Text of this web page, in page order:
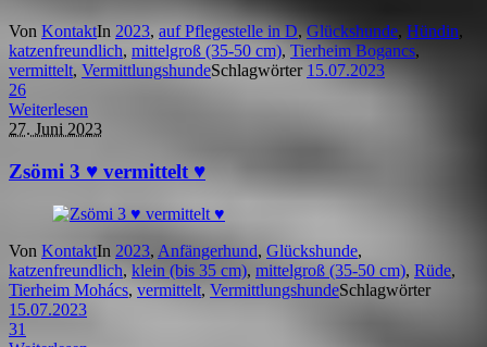
Von KontaktIn 2023, auf Pflegestelle in D, Glückshunde, Hündin,
katzenfreundlich, mittelgroß (35-50 cm), Tierheim Bogancs,
vermittelt, VermittlungshundeSchlagwörter 15.07.2023
26
Weiterlesen
27. Juni 2023
Zsömi 3 ♥ vermittelt ♥
Von KontaktIn 2023, Anfängerhund, Glückshunde,
katzenfreundlich, klein (bis 35 cm), mittelgroß (35-50 cm), Rüde,
Tierheim Mohács, vermittelt, VermittlungshundeSchlagwörter
15.07.2023
31